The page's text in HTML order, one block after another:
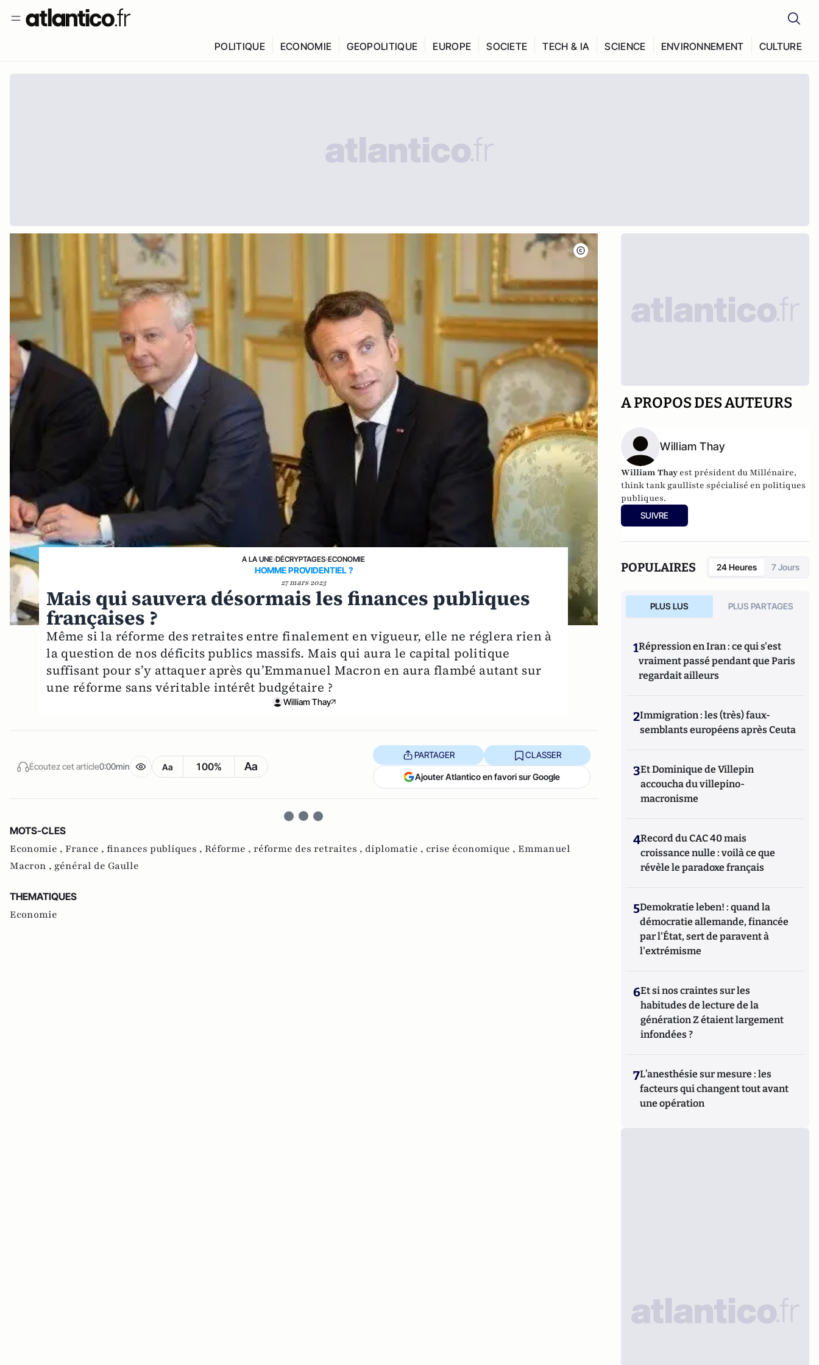
POLITIQUE ECONOMIE GEOPOLITIQUE EUROPE SOCIETE TECH & IA SCIENCE ENVIRONNEMENT CULTURE
A LA UNE›DÉCRYPTAGES›ECONOMIE
HOMME PROVIDENTIEL ?
27 mars 2023
Mais qui sauvera désormais les finances publiques
françaises ?
Même si la réforme des retraites entre finalement en vigueur, elle ne réglera rien à
la question de nos déficits publics massifs. Mais qui aura le capital politique
suffisant pour s’y attaquer après qu’Emmanuel Macron en aura flambé autant sur
une réforme sans véritable intérêt budgétaire ?
William Thay
Écoutez cet article0:00min Aa 100% Aa
PARTAGER CLASSER
Ajouter Atlantico en favori sur Google
MOTS-CLES
Economie , France , finances publiques , Réforme , réforme des retraites , diplomatie , crise économique , Emmanuel
Macron , général de Gaulle
THEMATIQUES
Economie
A PROPOS DES AUTEURS
William Thay
William Thay est président du Millénaire,
think tank gaulliste spécialisé en politiques
publiques.
SUIVRE
POPULAIRES 24 Heures 7 Jours
PLUS LUS PLUS PARTAGES
1Répression en Iran : ce qui s'est
vraiment passé pendant que Paris
regardait ailleurs
2Immigration : les (très) faux-
semblants européens après Ceuta
3Et Dominique de Villepin
accoucha du villepino-
macronisme
4Record du CAC 40 mais
croissance nulle : voilà ce que
révèle le paradoxe français
5Demokratie leben! : quand la
démocratie allemande, financée
par l'État, sert de paravent à
l'extrémisme
6Et si nos craintes sur les
habitudes de lecture de la
génération Z étaient largement
infondées ?
7L’anesthésie sur mesure : les
facteurs qui changent tout avant
une opération